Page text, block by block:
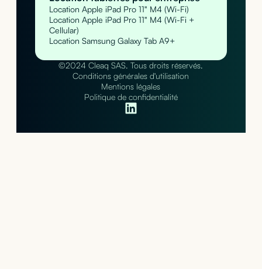
Location Apple iPad Pro 11" M4 (Wi-Fi)
Location Apple iPad Pro 11" M4 (Wi-Fi +
Cellular)
Location Samsung Galaxy Tab A9+
©2024 Cleaq SAS. Tous droits réservés.
Conditions générales d'utilisation
Mentions légales
Politique de confidentialité